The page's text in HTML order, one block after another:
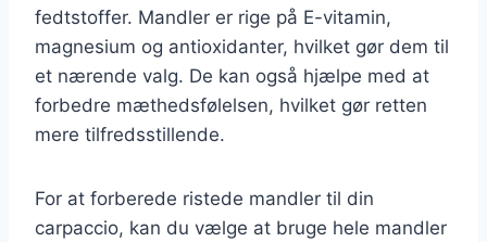
fedtstoffer. Mandler er rige på E-vitamin,
magnesium og antioxidanter, hvilket gør dem til
et nærende valg. De kan også hjælpe med at
forbedre mæthedsfølelsen, hvilket gør retten
mere tilfredsstillende.
For at forberede ristede mandler til din
carpaccio, kan du vælge at bruge hele mandler